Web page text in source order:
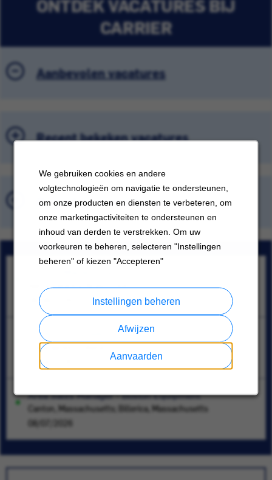
We gebruiken cookies en andere
volgtechnologieën om navigatie te ondersteunen,
om onze producten en diensten te verbeteren, om
onze marketingactiviteiten te ondersteunen en
inhoud van derden te verstrekken. Om uw
voorkeuren te beheren, selecteren "Instellingen
beheren" of kiezen "Accepteren"
Aanvaarden
Afwijzen
Instellingen beheren
ONTDEK VACATURES BIJ
CARRIER
Aanbevolen vacatures
Recent bekeken vacatures
Opgeslagen vacatures
Santa Catarina, Nuevo León
08/08/2026
Systems Engineer- HVAC
Indianapolis, Indiana
07/16/2026
Area Sales Manager - Boston Equipment
Canton, Massachusetts; Billerica, Massachusetts
08/07/2026